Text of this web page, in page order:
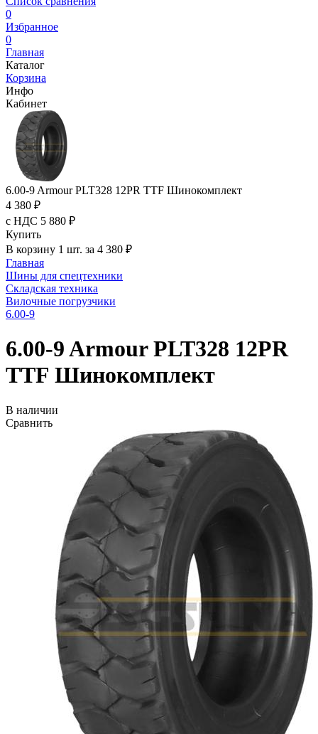
0
Избранное
0
Главная
Каталог
Корзина
Инфо
Кабинет
6.00-9 Armour PLT328 12PR TTF Шинокомплект
4 380 ₽
с НДС 5 880 ₽
Купить
В корзину 1 шт. за 4 380 ₽
Главная
Шины для спецтехники
Складская техника
Вилочные погрузчики
6.00-9
6.00-9 Armour PLT328 12PR
TTF Шинокомплект
В наличии
Сравнить